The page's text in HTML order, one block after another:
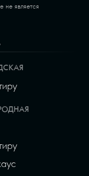
является